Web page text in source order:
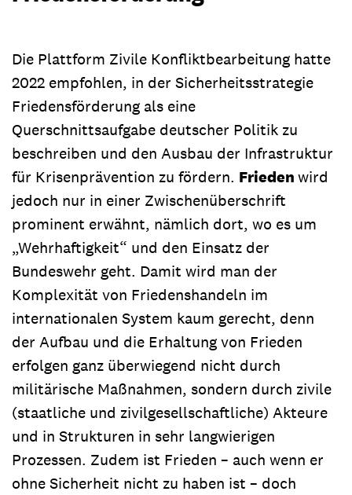
Die Plattform Zivile Konfliktbearbeitung hatte
2022 empfohlen, in der Sicherheitsstrategie
Friedensförderung als eine
Querschnittsaufgabe deutscher Politik zu
beschreiben und den Ausbau der Infrastruktur
für Krisenprävention zu fördern. Friedenwird
jedoch nur in einer Zwischenüberschrift
prominent erwähnt, nämlich dort, wo es um
„Wehrhaftigkeit“ und den Einsatz der
Bundeswehr geht. Damit wird man der
Komplexität von Friedenshandeln im
internationalen System kaum gerecht, denn
der Aufbau und die Erhaltung von Frieden
erfolgen ganz überwiegend nicht durch
militärische Maßnahmen, sondern durch zivile
(staatliche und zivilgesellschaftliche) Akteure
und in Strukturen in sehr langwierigen
Prozessen. Zudem ist Frieden – auch wenn er
ohne Sicherheit nicht zu haben ist – doch